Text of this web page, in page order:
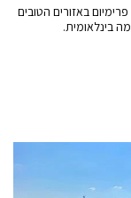
באזורים הטובים